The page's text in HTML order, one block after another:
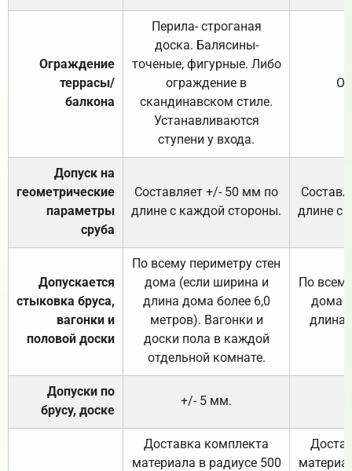
Ограждение
террасы/
балкона
Перила- строганая
доска. Балясины-
точеные, фигурные. Либо
ограждение в
скандинавском стиле.
Устанавливаются
ступени у входа.
Допуск на
геометрические
параметры
сруба
Составляет +/- 50 мм по
длине с каждой стороны.
длине с
Допускается
стыковка бруса,
вагонки и
половой доски
По всему периметру стен
дома (если ширина и
длина дома более 6,0
метров). Вагонки и
доски пола в каждой
отдельной комнате.
По
дома
длина
Допуски по
брусу, доске
+/- 5 мм.
Доставка комплекта
материала в радиусе 500